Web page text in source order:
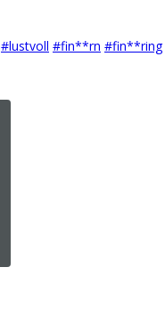
#lustvoll #fin**rn #fin**ring